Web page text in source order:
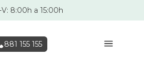
V: 8:00h a 15:00h
881 155 155